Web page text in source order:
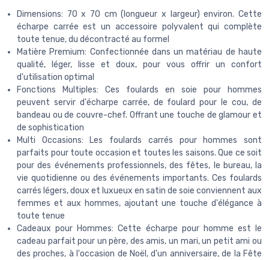
Dimensions: 70 x 70 cm (longueur x largeur) environ. Cette
écharpe carrée est un accessoire polyvalent qui complète
toute tenue, du décontracté au formel
Matière Premium: Confectionnée dans un matériau de haute
qualité, léger, lisse et doux, pour vous offrir un confort
d'utilisation optimal
Fonctions Multiples: Ces foulards en soie pour hommes
peuvent servir d'écharpe carrée, de foulard pour le cou, de
bandeau ou de couvre-chef. Offrant une touche de glamour et
de sophistication
Multi Occasions: Les foulards carrés pour hommes sont
parfaits pour toute occasion et toutes les saisons. Que ce soit
pour des événements professionnels, des fêtes, le bureau, la
vie quotidienne ou des événements importants. Ces foulards
carrés légers, doux et luxueux en satin de soie conviennent aux
femmes et aux hommes, ajoutant une touche d'élégance à
toute tenue
Cadeaux pour Hommes: Cette écharpe pour homme est le
cadeau parfait pour un père, des amis, un mari, un petit ami ou
des proches, à l'occasion de Noël, d'un anniversaire, de la Fête